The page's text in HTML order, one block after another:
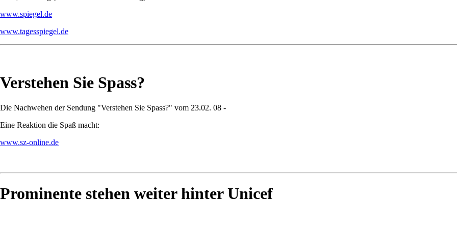
www.spiegel.de
www.tagesspiegel.de
Verstehen Sie Spass?
Die Nachwehen der Sendung "Verstehen Sie Spass?" vom 23.02. 08 -
Eine Reaktion die Spaß macht:
www.sz-online.de
Prominente stehen weiter hinter Unicef